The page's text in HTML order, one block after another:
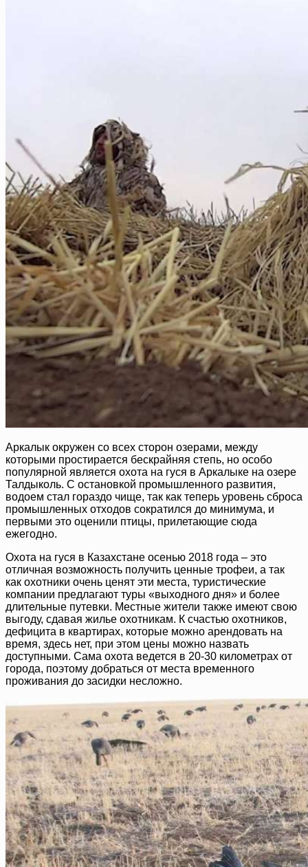
Аркалык окружен со всех сторон озерами, между
которыми простирается бескрайняя степь, но особо
популярной является охота на гуся в Аркалыке на озере
Талдыколь. С остановкой промышленного развития,
водоем стал гораздо чище, так как теперь уровень сброса
промышленных отходов сократился до минимума, и
первыми это оценили птицы, прилетающие сюда
ежегодно.
Охота на гуся в Казахстане осенью 2018 года – это
отличная возможность получить ценные трофеи, а так
как охотники очень ценят эти места, туристические
компании предлагают туры «выходного дня» и более
длительные путевки. Местные жители также имеют свою
выгоду, сдавая жилье охотникам. К счастью охотников,
дефицита в квартирах, которые можно арендовать на
время, здесь нет, при этом цены можно назвать
доступными. Сама охота ведется в 20-30 километрах от
города, поэтому добраться от места временного
проживания до засидки несложно.